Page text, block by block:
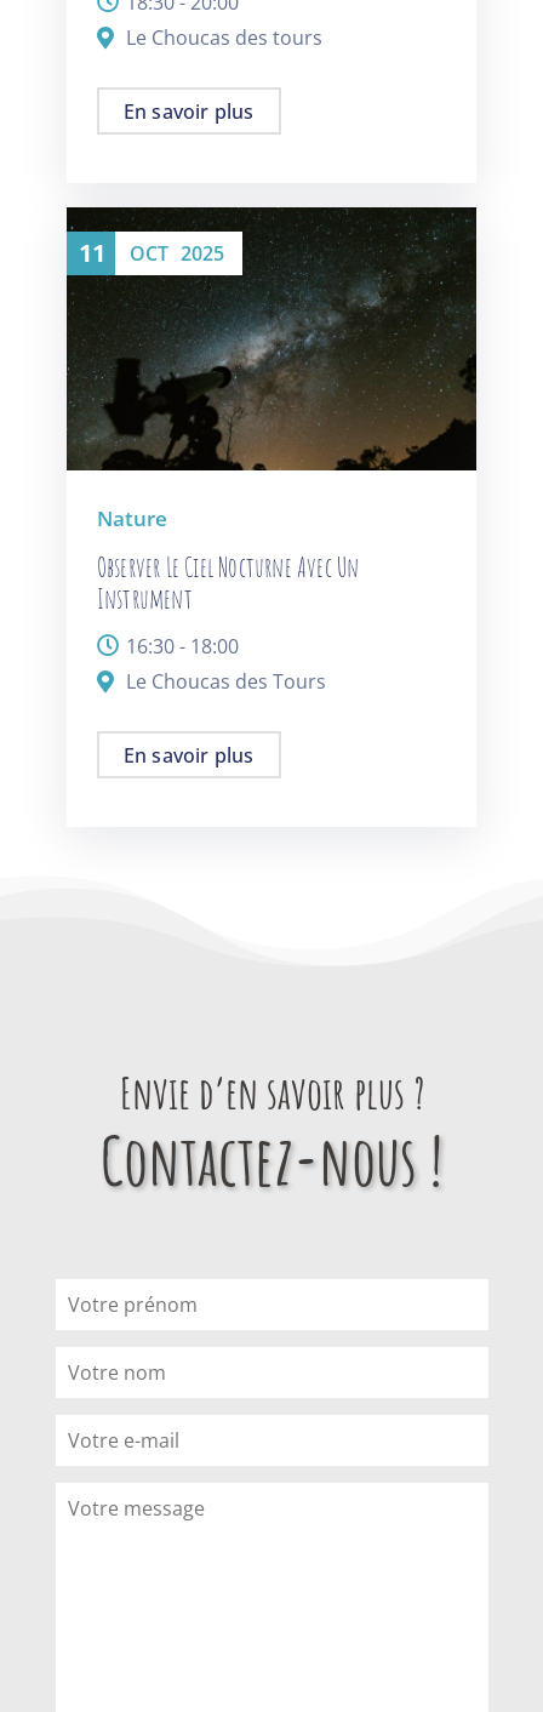
Le Choucas des tours
En savoir plus
11 OCT 2025
Nature
Observer Le Ciel Nocturne Avec Un
Instrument
16:30 - 18:00
Le Choucas des Tours
En savoir plus
Envie d’en savoir plus ?
Contactez-nous !